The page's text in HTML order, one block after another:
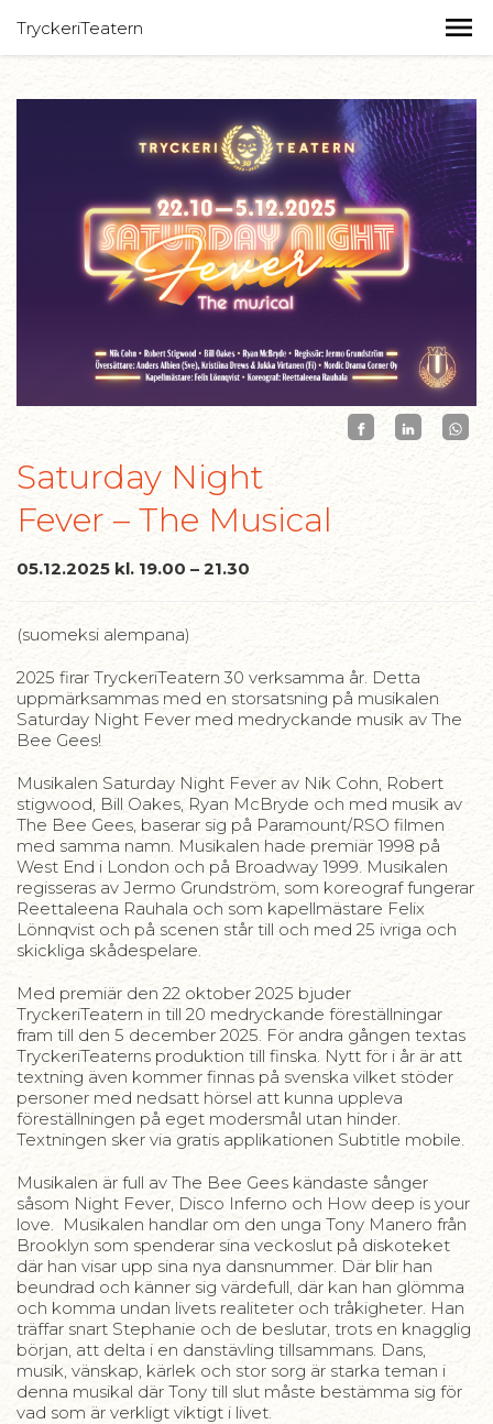
TryckeriTeatern
Saturday Night
Fever – The Musical
05.12.2025 kl. 19.00 – 21.30
(suomeksi alempana)
2025 firar TryckeriTeatern 30 verksamma år. Detta
uppmärksammas med en storsatsning på musikalen
Saturday Night Fever med medryckande musik av The
Bee Gees!
Musikalen Saturday Night Fever av Nik Cohn, Robert
stigwood, Bill Oakes, Ryan McBryde och med musik av
The Bee Gees, baserar sig på Paramount/RSO filmen
med samma namn. Musikalen hade premiär 1998 på
West End i London och på Broadway 1999. Musikalen
regisseras av Jermo Grundström, som koreograf fungerar
Reettaleena Rauhala och som kapellmästare Felix
Lönnqvist och på scenen står till och med 25 ivriga och
skickliga skådespelare.
Med premiär den 22 oktober 2025 bjuder
TryckeriTeatern in till 20 medryckande föreställningar
fram till den 5 december 2025. För andra gången textas
TryckeriTeaterns produktion till finska. Nytt för i år är att
textning även kommer finnas på svenska vilket stöder
personer med nedsatt hörsel att kunna uppleva
föreställningen på eget modersmål utan hinder.
Textningen sker via gratis applikationen Subtitle mobile.
Musikalen är full av The Bee Gees kändaste sånger
såsom Night Fever, Disco Inferno och How deep is your
love. Musikalen handlar om den unga Tony Manero från
Brooklyn som spenderar sina veckoslut på diskoteket
där han visar upp sina nya dansnummer. Där blir han
beundrad och känner sig värdefull, där kan han glömma
och komma undan livets realiteter och tråkigheter. Han
träffar snart Stephanie och de beslutar, trots en knagglig
början, att delta i en danstävling tillsammans. Dans,
musik, vänskap, kärlek och stor sorg är starka teman i
denna musikal där Tony till slut måste bestämma sig för
vad som är verkligt viktigt i livet.